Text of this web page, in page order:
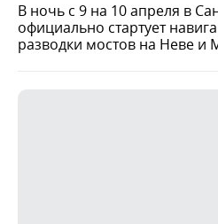
В ночь с 9 на 10 апреля в
официально стартует
разводки мостов на Неве и